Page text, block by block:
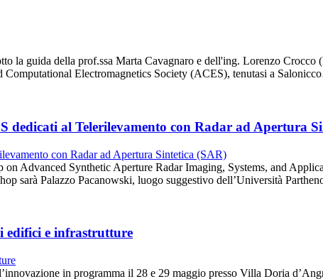
la guida della prof.ssa Marta Cavagnaro e dell'ing. Lorenzo
Electromagnetics Society (ACES), tenutasi a
al Telerilevamento con Radar ad Apertura
Advanced Synthetic Aperture Radar Imaging, Systems, and
sarà Palazzo Pacanowski, luogo suggestivo dell’Università
edifici e infrastrutture
in programma il 28 e 29 maggio presso Villa Doria